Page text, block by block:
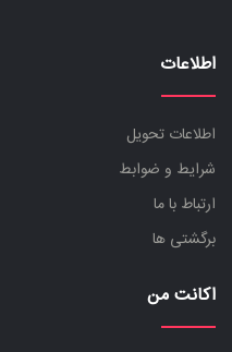
اطلاعات
اطلاعات تحویل
شرایط و ضوابط
ارتباط با ما
برگشتی ها
اکانت من